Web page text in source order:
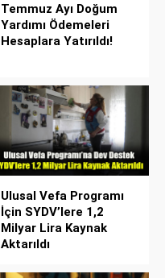
Temmuz Ayı Doğum
Yardımı Ödemeleri
Hesaplara Yatırıldı!
Ulusal Vefa Programı
İçin SYDV’lere 1,2
Milyar Lira Kaynak
Aktarıldı